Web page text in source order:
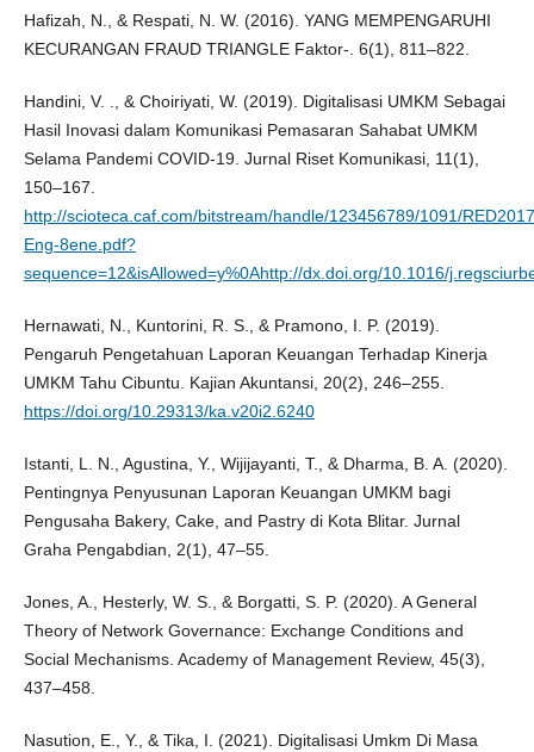
Hafizah, N., & Respati, N. W. (2016). YANG MEMPENGARUHI
KECURANGAN FRAUD TRIANGLE Faktor-. 6(1), 811–822.
Handini, V. ., & Choiriyati, W. (2019). Digitalisasi UMKM Sebagai
Hasil Inovasi dalam Komunikasi Pemasaran Sahabat UMKM
Selama Pandemi COVID-19. Jurnal Riset Komunikasi, 11(1),
150–167.
http://scioteca.caf.com/bitstream/handle/123456789/1091/
Eng-8ene.pdf?
sequence=12&isAllowed=y%0Ahttp://dx.doi.org/10.1016/
Hernawati, N., Kuntorini, R. S., & Pramono, I. P. (2019).
Pengaruh Pengetahuan Laporan Keuangan Terhadap Kinerja
UMKM Tahu Cibuntu. Kajian Akuntansi, 20(2), 246–255.
https://doi.org/10.29313/ka.v20i2.6240
Istanti, L. N., Agustina, Y., Wijijayanti, T., & Dharma, B. A. (2020).
Pentingnya Penyusunan Laporan Keuangan UMKM bagi
Pengusaha Bakery, Cake, and Pastry di Kota Blitar. Jurnal
Graha Pengabdian, 2(1), 47–55.
Jones, A., Hesterly, W. S., & Borgatti, S. P. (2020). A General
Theory of Network Governance: Exchange Conditions and
Social Mechanisms. Academy of Management Review, 45(3),
437–458.
Nasution, E., Y., & Tika, I. (2021). Digitalisasi Umkm Di Masa